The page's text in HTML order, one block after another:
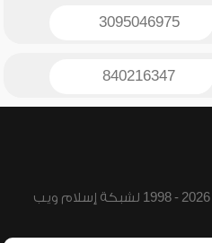
3095046975
840216347